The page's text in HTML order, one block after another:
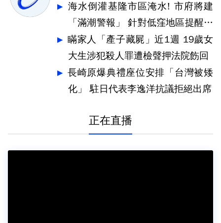
海水倒灌基隆市區淹水! 市府將建
「滿潮警報」 針對低窪地區提醒防
汛
瞞家人「產子藏屍」近1週 19歲女
大生涉犯殺人罪遭檢聲押法院飭回
長崎原爆典禮座位安排「台灣被矮
化」 駐日代表李逸洋抗議拒絕出席
正在直播